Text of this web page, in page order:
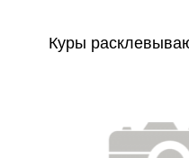
Куры